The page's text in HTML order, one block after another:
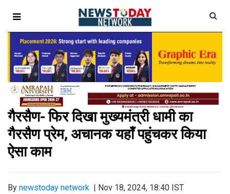
गैरसैण- फिर दिखा मुख्यमंत्री धामी का
गैरसैण प्रेम, अचानक यहॉं पहुंचकर किया
ऐसा काम
By newstoday network Nov 18, 2024, 18:40 IST